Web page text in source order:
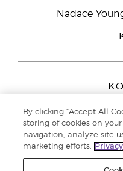
Nadace
9727
Zákaznická
By clicking “Accept All
storing of cookies on
navigation, analyze site
marketing efforts.